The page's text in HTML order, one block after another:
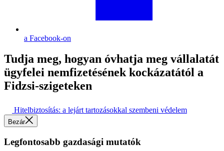
a Facebook-on
Tudja meg, hogyan óvhatja meg vállalatát
ügyfelei nemfizetésének kockázatától a
Fidzsi-szigeteken
Hitelbiztosítás: a lejárt tartozásokkal szembeni védelem
Bezár
Legfontosabb gazdasági mutatók